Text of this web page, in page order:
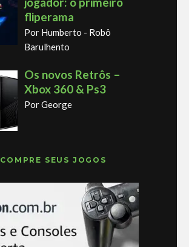
fliperama
Por Humberto - Robô
Barulhento
Os novos Retrôs –
Xbox 360 & Ps3
Por George
COMPRE SEUS JOGOS